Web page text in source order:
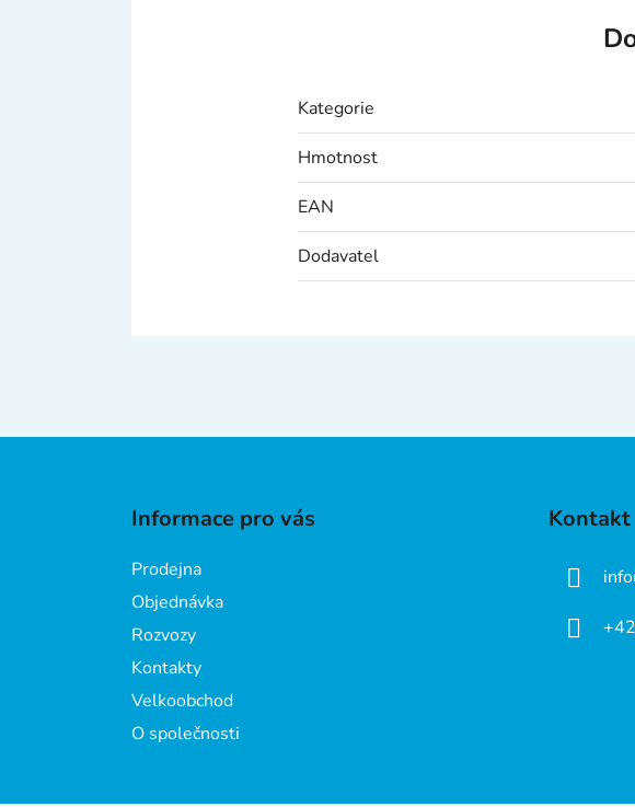
Kategorie
Hmotnost
EAN
Dodavatel
Informace pro vás
Prodejna
Objednávka
Rozvozy
Kontakty
Velkoobchod
O společnosti
Kontakt
info